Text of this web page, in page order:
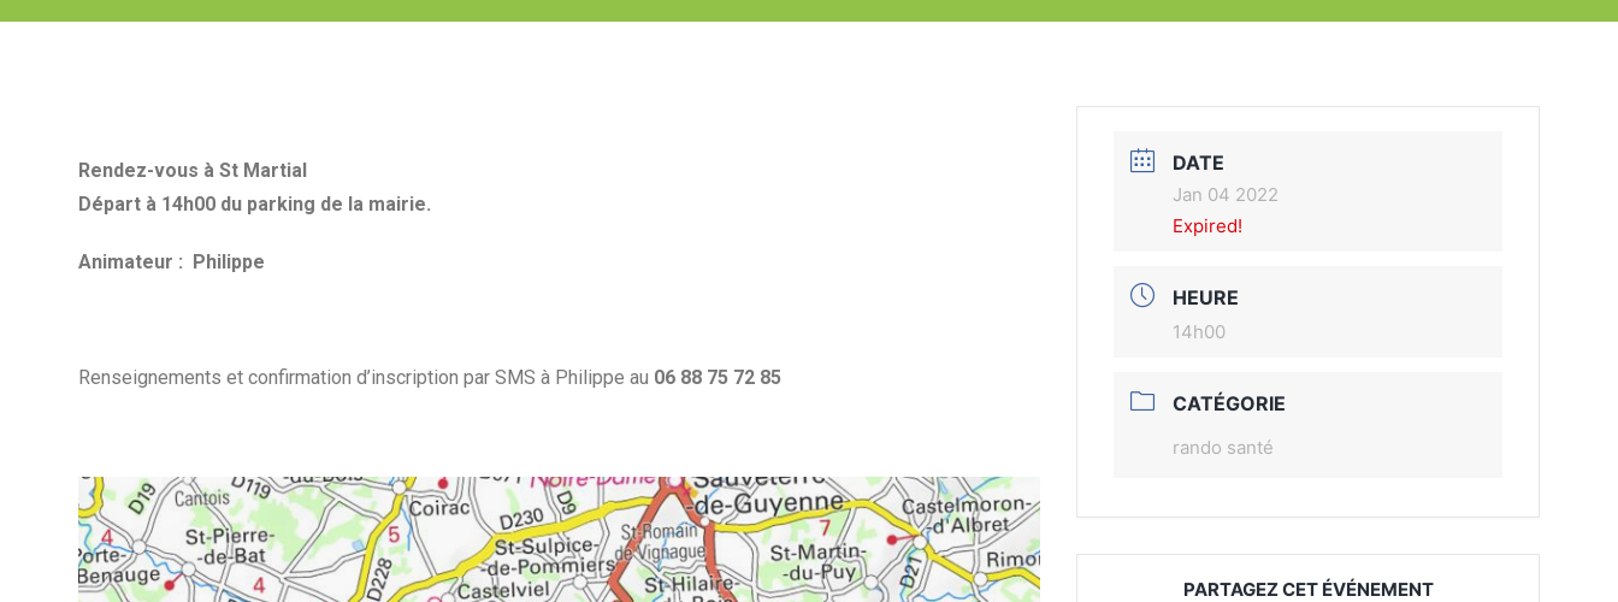
Rendez-vous à St Martial
Départ à 14h00 du parking de la mairie.
Animateur : Philippe
Renseignements et confirmation d’inscription par SMS à Philippe au 06 88 75 72 85
DATE
Jan 04 2022
Expired!
HEURE
14h00
CATÉGORIE
rando santé
PARTAGEZ CET ÉVÉNEMENT